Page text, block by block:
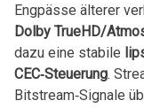
Engpässe älterer
Dolby TrueHD/
dazu eine stabile
CEC‑Steuerung.
Bitstream‑Signale